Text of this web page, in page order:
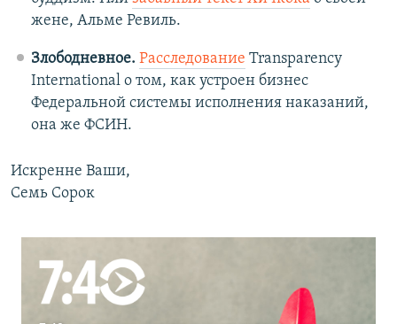
жене, Альме Ревиль.
Злободневное. Расследование Transparency
International о том, как устроен бизнес
Федеральной системы исполнения наказаний,
она же ФСИН.
Искренне Ваши,
Семь Сорок